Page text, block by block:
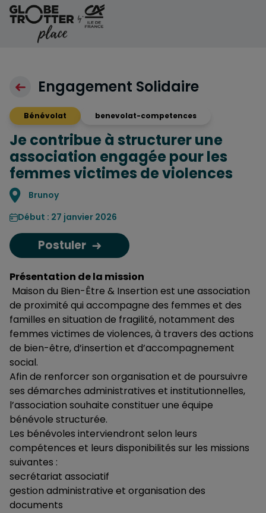
Aller au contenu
Engagement Solidaire
Bénévolat benevolat-competences
Je contribue à structurer une
association engagée pour les
femmes victimes de violences
Localisation
Brunoy
Début : 27 janvier 2026
Postuler
Présentation de la mission
Maison du Bien-Être & Insertion est une association
de proximité qui accompagne des femmes et des
familles en situation de fragilité, notamment des
femmes victimes de violences, à travers des actions
de bien-être, d’insertion et d’accompagnement
social.
Afin de renforcer son organisation et de poursuivre
ses démarches administratives et institutionnelles,
l’association souhaite constituer une équipe
bénévole structurée.
Les bénévoles interviendront selon leurs
compétences et leurs disponibilités sur les missions
suivantes :
secrétariat associatif
gestion administrative et organisation des
documents